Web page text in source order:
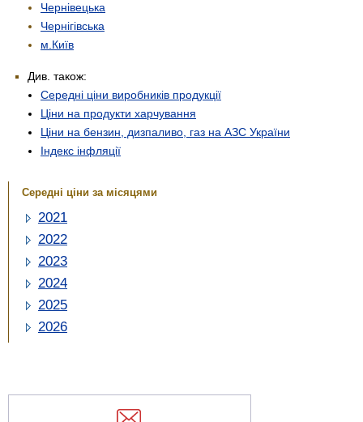
Чернівецька
Чернігівська
м.Київ
Див. також:
Середні ціни виробників продукції
Ціни на продукти харчування
Ціни на бензин, дизпаливо, газ на АЗС України
Індекс інфляції
Середні ціни за місяцями
2021
2022
2023
2024
2025
2026